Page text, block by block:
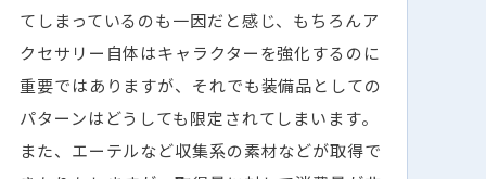
てしまっているのも一因だと感じ、もちろんア
クセサリー自体はキャラクターを強化するのに
重要ではありますが、それでも装備品としての
パターンはどうしても限定されてしまいます。
また、エーテルなど収集系の素材などが取得で